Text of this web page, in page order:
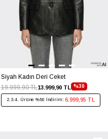
Siyah Kadın Deri Ceket
%30
13.999,90 TL
19.999,90 TL
2.3.4. Ürüne %50 İndirim: 6.999,95 TL